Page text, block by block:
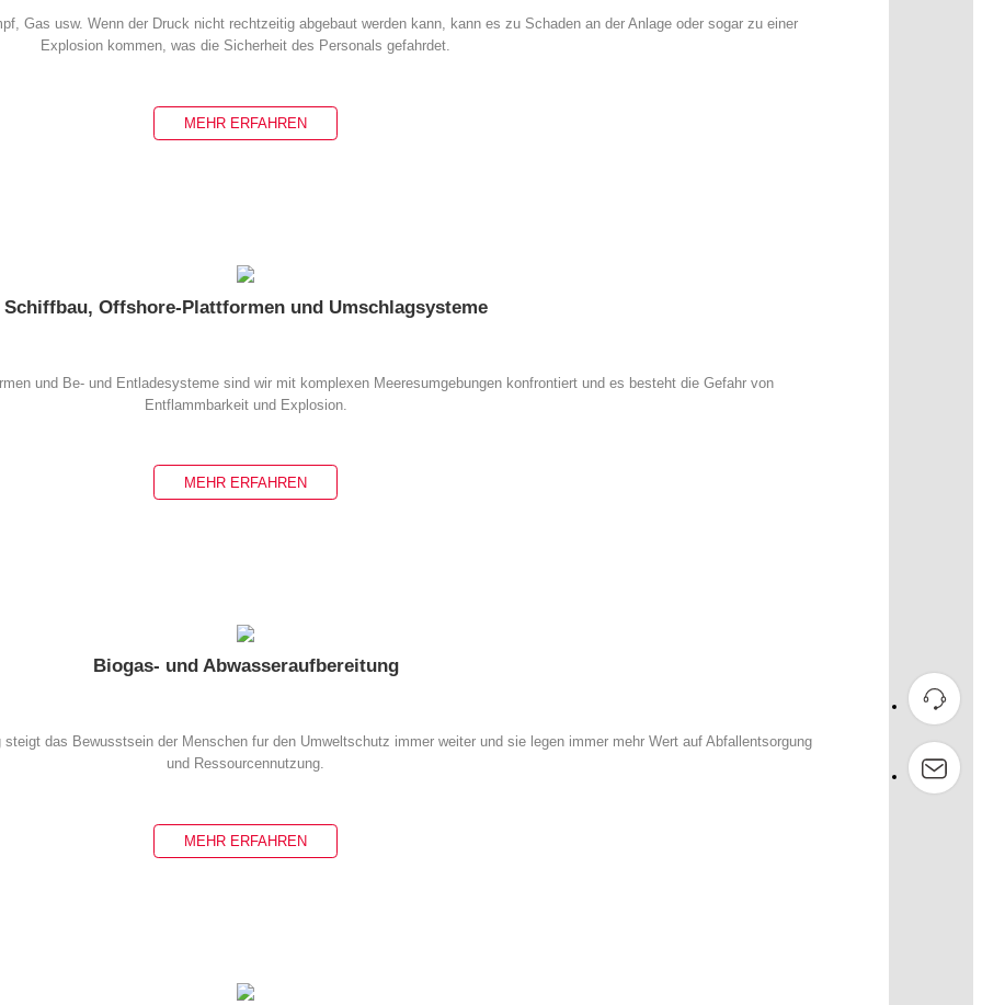
Gas usw. Wenn der Druck nicht rechtzeitig abgebaut werden kann, kann es zu Schaden an der Anlage oder sogar zu einer
Explosion kommen, was die Sicherheit des Personals gefahrdet.
MEHR ERFAHREN
Schiffbau, Offshore-Plattformen und Umschlagsysteme
und Be- und Entladesysteme sind wir mit komplexen Meeresumgebungen konfrontiert und es besteht die Gefahr von
Entflammbarkeit und Explosion.
MEHR ERFAHREN
Biogas- und Abwasseraufbereitung
steigt das Bewusstsein der Menschen fur den Umweltschutz immer weiter und sie legen immer mehr Wert auf Abfallentsorgung
und Ressourcennutzung.
MEHR ERFAHREN